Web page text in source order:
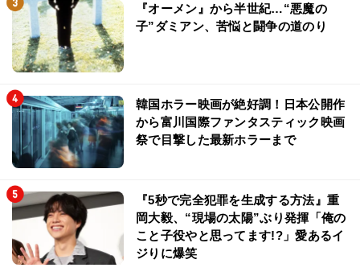
『オーメン』から半世紀…“悪魔の
子”ダミアン、苦悩と闘争の道のり
韓国ホラー映画が絶好調！日本公開作
から富川国際ファンタスティック映画
祭で目撃した最新ホラーまで
『5秒で完全犯罪を生成する方法』重
岡大毅、“現場の太陽”ぶり発揮「俺の
こと子役やと思ってます!?」愛あるイ
ジりに爆笑